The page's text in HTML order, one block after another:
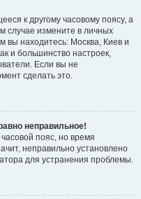
к другому часовому поясу, а
случае измените в личных
вы находитесь: Москва, Киев и
и большинство настроек,
Если вы не
сделать это.
неправильное!
пояс, но время
неправильно установлено
для устранения проблемы.